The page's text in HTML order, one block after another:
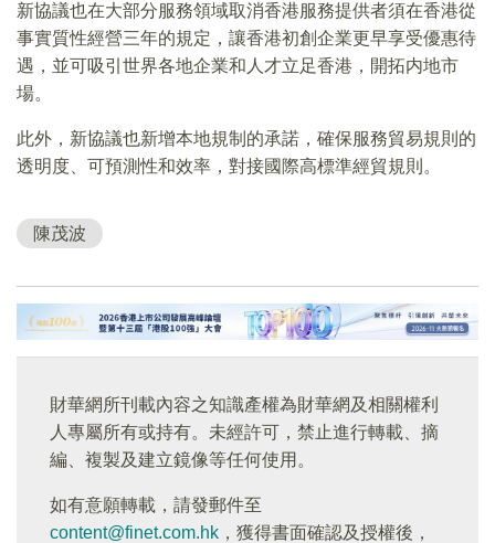
新協議也在大部分服務領域取消香港服務提供者須在香港從
事實質性經營三年的規定，讓香港初創企業更早享受優惠待
遇，並可吸引世界各地企業和人才立足香港，開拓内地市
場。
此外，新協議也新增本地規制的承諾，確保服務貿易規則的
透明度、可預測性和效率，對接國際高標準經貿規則。
陳茂波
財華網所刊載內容之知識產權為財華網及相關權利
人專屬所有或持有。未經許可，禁止進行轉載、摘
編、複製及建立鏡像等任何使用。
如有意願轉載，請發郵件至
content@finet.com.hk ，獲得書面確認及授權後，